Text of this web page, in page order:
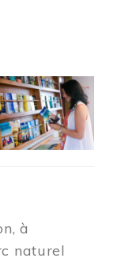
à
naturel